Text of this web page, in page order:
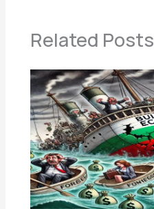
Related Posts